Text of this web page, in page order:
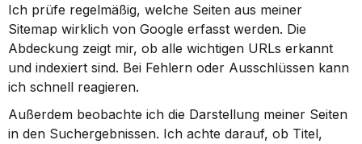
Ich prüfe regelmäßig, welche Seiten aus meiner
Sitemap wirklich von Google erfasst werden. Die
Abdeckung zeigt mir, ob alle wichtigen URLs erkannt
und indexiert sind. Bei Fehlern oder Ausschlüssen kann
ich schnell reagieren.
Außerdem beobachte ich die Darstellung meiner Seiten
in den Suchergebnissen. Ich achte darauf, ob Titel,